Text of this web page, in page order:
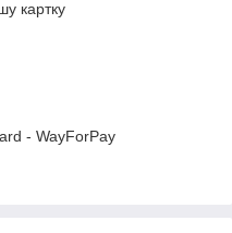
картку
- WayForPay